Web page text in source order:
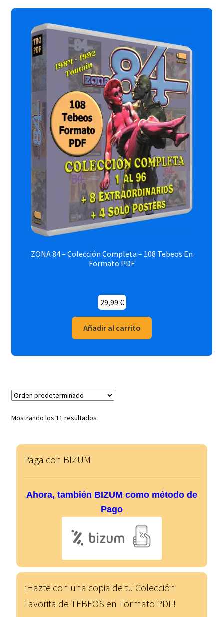
ZONA 84 – Colección Completa – 108 Tebeos En
Formato PDF
29,99 €
Añadir al carrito
Mostrando los 11 resultados
Paga con BIZUM
Ahora, también BIZUM como método de
Pago
¡Hazte con una copia de tu Colección
Favorita de TEBEOS en Formato PDF!